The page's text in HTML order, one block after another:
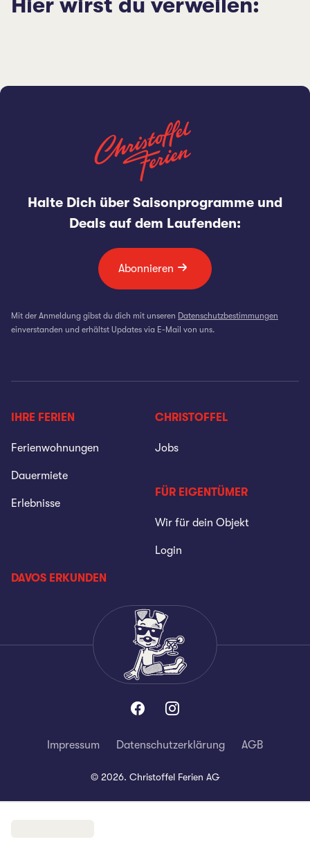
Hier wirst du verweilen:
Halte Dich über Saisonprogramme und
Deals auf dem Laufenden:
Abonnieren
Mit der Anmeldung gibst du dich mit unseren Datenschutzbestimmungen
einverstanden und erhältst Updates via E-Mail von uns.
IHRE FERIEN
Ferienwohnungen
Dauermiete
Erlebnisse
CHRISTOFFEL
Jobs
FÜR EIGENTÜMER
Wir für dein Objekt
Login
DAVOS ERKUNDEN
Impressum Datenschutzerklärung AGB
© 2026. Christoffel Ferien AG